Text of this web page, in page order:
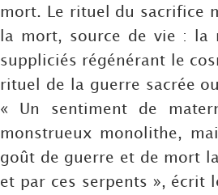
mort. Le rituel du sacrifice
la mort, source de vie : la
suppliciés régénérant le
rituel de la guerre sacrée
« Un sentiment de
monstrueux monolithe,
goût de guerre et de mort
et par ces serpents », écrit